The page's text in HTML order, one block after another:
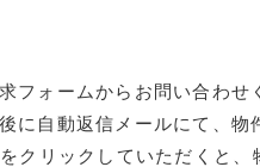
フォームからお問い合わせ
に自動返信メールにて、物
クリックしていただくと